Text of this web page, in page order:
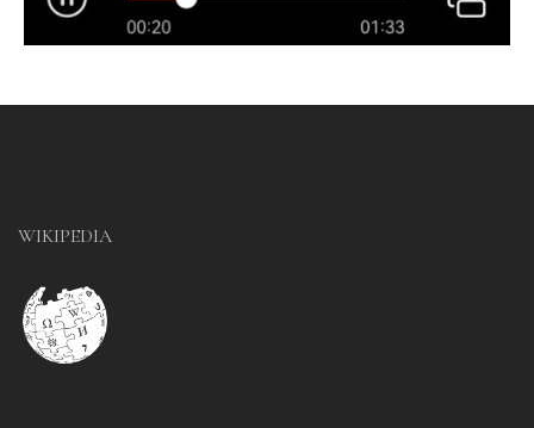
WIKIPEDIA